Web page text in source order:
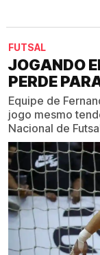
FUTSAL
JOGANDO
PERDE
Equipe de
jogo mesmo
Nacional de